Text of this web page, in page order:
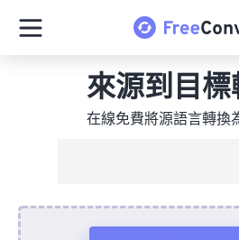
來源到目
在線免費將源語言轉換